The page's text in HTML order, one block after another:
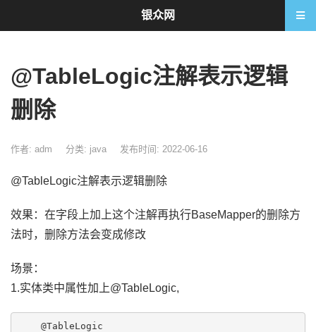
@TableLogic注解表示逻辑
删除
作者: adm 分类: java 发布时间: 2022-06-16
@TableLogic注解表示逻辑删除
效果：在字段上加上这个注解再执行BaseMapper的删除方
法时，删除方法会变成修改
场景：
1.实体类中属性加上@TableLogic,
    @TableLogic
银众网